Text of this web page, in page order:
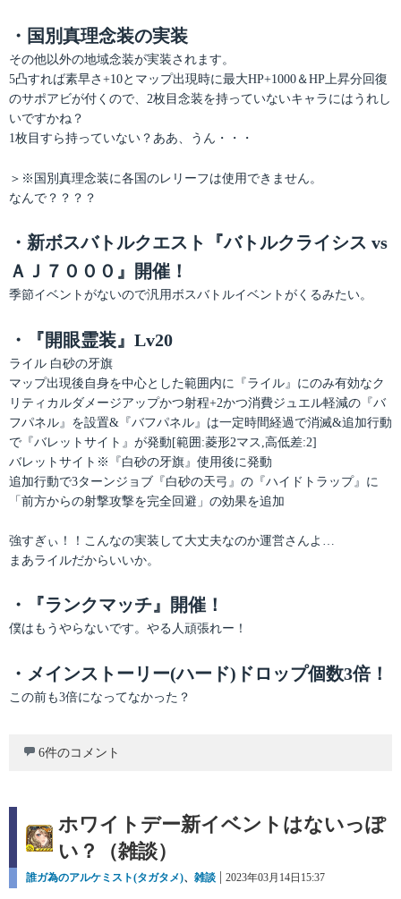
・国別真理念装の実装
その他以外の地域念装が実装されます。
5凸すれば素早さ+10とマップ出現時に最大HP+1000＆HP上昇分回復
のサポアビが付くので、2枚目念装を持っていないキャラにはうれし
いですかね？
1枚目すら持っていない？ああ、うん・・・
＞※国別真理念装に各国のレリーフは使用できません。
なんで？？？？
・新ボスバトルクエスト『バトルクライシス vs
ＡＪ７０００』開催！
季節イベントがないので汎用ボスバトルイベントがくるみたい。
・『開眼霊装』Lv20
ライル 白砂の牙旗
マップ出現後自身を中心とした範囲内に『ライル』にのみ有効なク
リティカルダメージアップかつ射程+2かつ消費ジュエル軽減の『バ
フパネル』を設置&『バフパネル』は一定時間経過で消滅&追加行動
で『バレットサイト』が発動[範囲:菱形2マス,高低差:2]
バレットサイト※『白砂の牙旗』使用後に発動
追加行動で3ターンジョブ『白砂の天弓』の『ハイドトラップ』に
「前方からの射撃攻撃を完全回避」の効果を追加
強すぎぃ！！こんなの実装して大丈夫なのか運営さんよ…
まあライルだからいいか。
・『ランクマッチ』開催！
僕はもうやらないです。やる人頑張れー！
・メインストーリー(ハード)ドロップ個数3倍！
この前も3倍になってなかった？
6件のコメント
ホワイトデー新イベントはないっぽ
い？（雑談）
カ
誰ガ為のアルケミスト(タガタメ)、 雑談
投
2023年03月14日15:37